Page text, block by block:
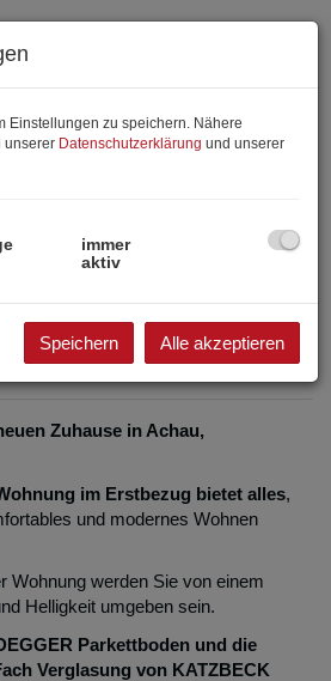
Zuhause in Achau,
im Erstbezug bietet alles,
und modernes Wohnen
Wohnung werden Sie von einem
Helligkeit umgeben sein.
Parkettboden und die
Verglasung von KATZBECK
Einstellungen zu speichern. Nähere
unserer Datenschutzerklärung und unserer
immer
aktiv
Speichern Alle akzeptieren